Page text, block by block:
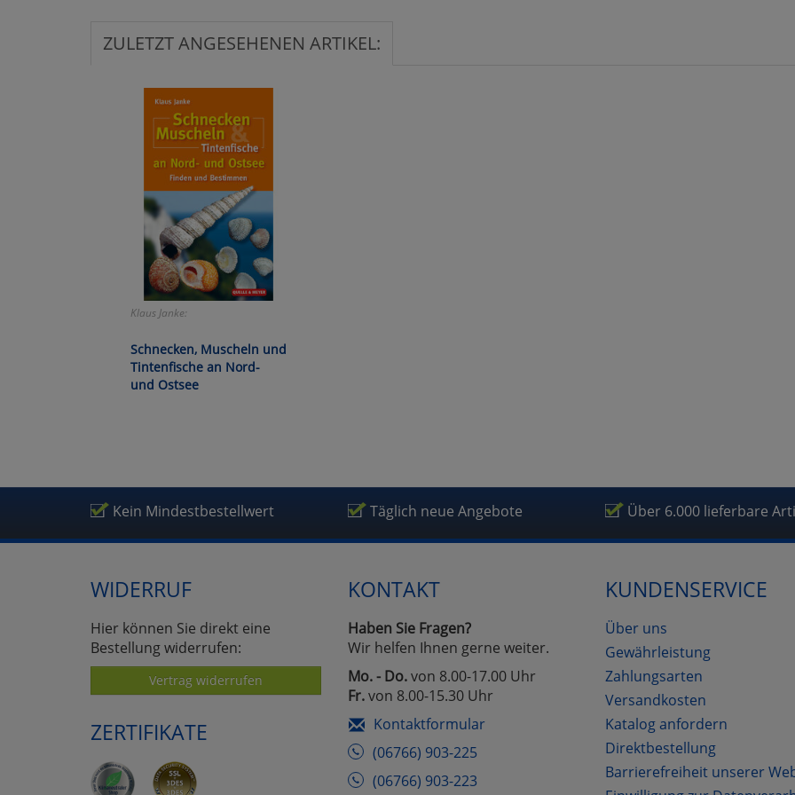
ZULETZT ANGESEHENEN ARTIKEL:
Klaus Janke:
Schnecken, Muscheln und
Tintenfische an Nord-
und Ostsee
Kein Mindestbestellwert Täglich neue Angebote Über 6.000 lieferbare
WIDERRUF
Hier können Sie direkt eine
Bestellung widerrufen:
Vertrag widerrufen
ZERTIFIKATE
KONTAKT
Haben Sie Fragen?
Wir helfen Ihnen gerne weiter.
Mo. - Do.von 8.00-17.00 Uhr
Fr.von 8.00-15.30 Uhr
Kontaktformular
(06766) 903-225
(06766) 903-223
KUNDENSERVICE
Über uns
Gewährleistung
Zahlungsarten
Versandkosten
Katalog anfordern
Direktbestellung
Barrierefreiheit unserer